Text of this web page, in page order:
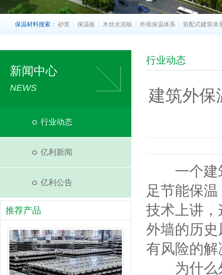
保温材料搜索： 砂浆 保温板 木丝水泥板 外墙保温体系 装配式建筑体
新闻中心
NEWS
行业动态
亿利新闻
亿利公告
推荐产品
行业动态
建筑外保
一个建筑
足节能保
技术上讲
外墙的历
有风险的
为什么外